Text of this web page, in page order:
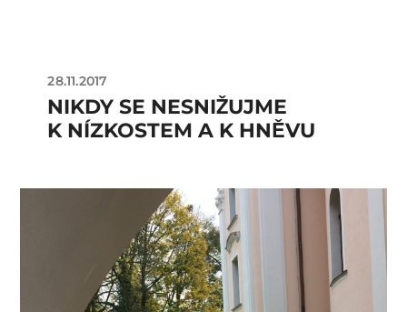
28.11.2017
NIKDY SE NESNIŽUJME
K NÍZKOSTEM A K HNĚVU